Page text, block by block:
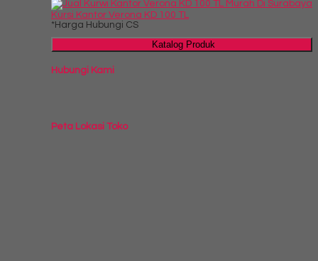
Kursi Kantor Verona KD 100 TL
*Harga Hubungi CS
Katalog Produk
Hubungi Kami
Peta Lokasi Toko